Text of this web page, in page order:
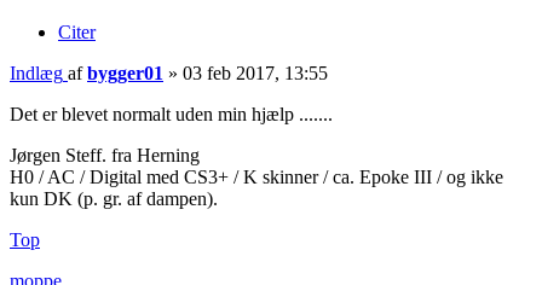
Citer
Indlæg afbygger01 » 03 feb 2017, 13:55
Det er blevet normalt uden min hjælp .......
Jørgen Steff. fra Herning
H0 / AC / Digital med CS3+ / K skinner / ca. Epoke III / og ikke
kun DK (p. gr. af dampen).
Top